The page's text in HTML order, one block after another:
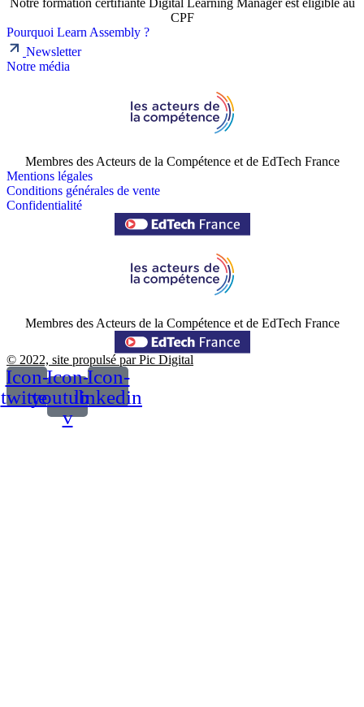
CPF
Pourquoi Learn Assembly ?
Newsletter
Notre média
Membres des Acteurs de la Compétence et de EdTech France
Mentions légales
Conditions générales de vente
Confidentialité
Membres des Acteurs de la Compétence et de EdTech France
© 2022, site propulsé par Pic Digital
Icon-
twitter
Icon-
youtube-
v
Icon-
linkedin